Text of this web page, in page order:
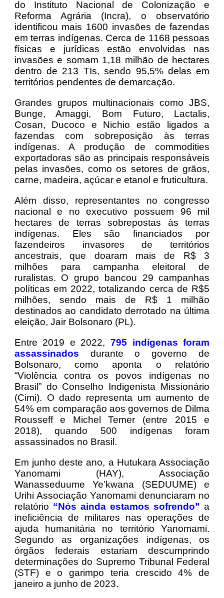
do Instituto Nacional de Colonização e
Reforma Agrária (Incra), o observatório
identificou mais 1600 invasões de fazendas
em terras indígenas. Cerca de 1168 pessoas
físicas e jurídicas estão envolvidas nas
invasões e somam 1,18 milhão de hectares
dentro de 213 TIs, sendo 95,5% delas em
territórios pendentes de demarcação.
Grandes grupos multinacionais como JBS,
Bunge, Amaggi, Bom Futuro, Lactalis,
Cosan, Ducoco e Nichio estão ligados a
fazendas com sobreposição às terras
indígenas. A produção de commodities
exportadoras são as principais responsáveis
pelas invasões, como os setores de grãos,
carne, madeira, açúcar e etanol e fruticultura.
Além disso, representantes no congresso
nacional e no executivo possuem 96 mil
hectares de terras sobrepostas às terras
indígenas. Eles são financiados por
fazendeiros invasores de territórios
ancestrais, que doaram mais de R$ 3
milhões para campanha eleitoral de
ruralistas. O grupo bancou 29 campanhas
políticas em 2022, totalizando cerca de R$5
milhões, sendo mais de R$ 1 milhão
destinados ao candidato derrotado na última
eleição, Jair Bolsonaro (PL).
Entre 2019 e 2022,795 indígenas foram
assassinados durante o governo de
Bolsonaro, como aponta o relatório
“Violência contra os povos indígenas no
Brasil” do Conselho Indigenista Missionário
(Cimi). O dado representa um aumento de
54% em comparação aos governos de Dilma
Rousseff e Michel Temer (entre 2015 e
2018), quando 500 indígenas foram
assassinados no Brasil.
Em junho deste ano, a Hutukara Associação
Yanomami (HAY), Associação
Wanasseduume Ye’kwana (SEDUUME) e
Urihi Associação Yanomami denunciaram no
relatório “Nós ainda estamos sofrendo” a
ineficiência de militares nas operações de
ajuda humanitária no território Yanomami.
Segundo as organizações indígenas, os
órgãos federais estariam descumprindo
determinações do Supremo Tribunal Federal
(STF) e o garimpo teria crescido 4% de
janeiro a junho de 2023.